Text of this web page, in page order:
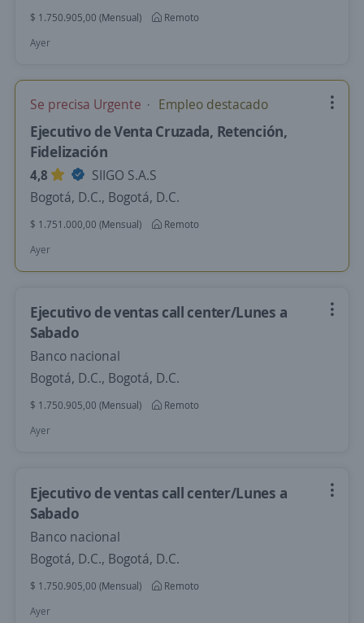
$ 1.750.905,00 (Mensual)
Remoto
Ayer
Se precisa Urgente Empleo destacado
Ejecutivo de Venta Cruzada, Retención,
Fidelización
4,8
SIIGO S.A.S
Bogotá, D.C., Bogotá, D.C.
$ 1.751.000,00 (Mensual)
Remoto
Ayer
Ejecutivo de ventas call center/Lunes a
Sabado
Banco nacional
Bogotá, D.C., Bogotá, D.C.
$ 1.750.905,00 (Mensual)
Remoto
Ayer
Ejecutivo de ventas call center/Lunes a
Sabado
Banco nacional
Bogotá, D.C., Bogotá, D.C.
$ 1.750.905,00 (Mensual)
Remoto
Ayer